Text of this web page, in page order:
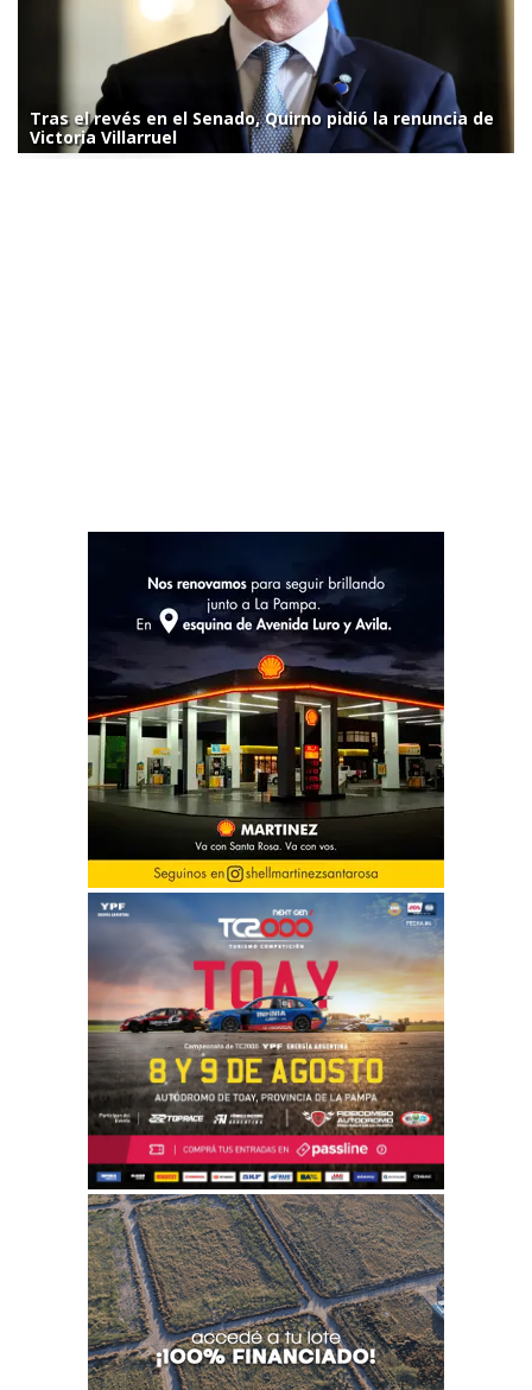
Tras el revés en el Senado, Quirno pidió la renuncia de
Victoria Villarruel